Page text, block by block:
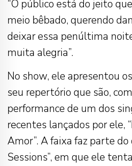
“O público está do jeito
meio bêbado, querendo
deixar essa penúltima
muita alegria”.
No show, ele apresentou
seu repertório que são,
performance de um dos
recentes lançados por ele,
Amor”. A faixa faz parte do
Sessions”, em que ele